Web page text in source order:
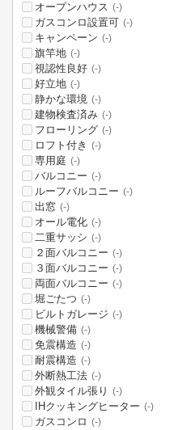
オープンハウス (-)
ガスコンロ設置可 (-)
キャンペーン (-)
旗竿地 (-)
視認性良好 (-)
好立地 (-)
静かな環境 (-)
建物検査済み (-)
フローリング (-)
ロフト付き (-)
専用庭 (-)
バルコニー (-)
ルーフバルコニー (-)
出窓 (-)
オール電化 (-)
二重サッシ (-)
２面バルコニー (-)
３面バルコニー (-)
両面バルコニー (-)
堀ごたつ (-)
ビルトガレージ (-)
機械警備 (-)
免震構造 (-)
耐震構造 (-)
外断熱工法 (-)
外観タイル張り (-)
IHクッキングヒーター (-)
ガスコンロ (-)